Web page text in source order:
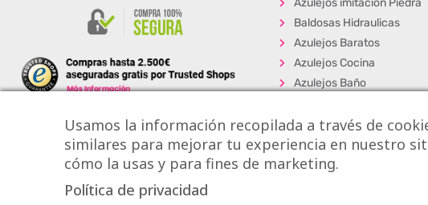
Baldosas Hidraulicas
Azulejos Baratos
Azulejos Cocina
Azulejos Baño
Porcelánicos
Suelos Vinílicos
Los + Vendidos
Usamos la información recopilada a través de
similares para mejorar tu experiencia en nuestro
cómo la usas y para fines de marketing.
Política de privacidad